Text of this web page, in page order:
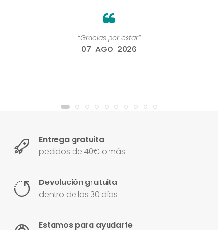
“Gracias por estar”
07-AGO-2026
Entrega gratuita
pedidos de 40€ o más
Devolución gratuita
dentro de los 30 días
Estamos para ayudarte